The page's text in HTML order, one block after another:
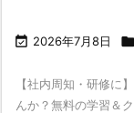
 2026年7月8日 
【社内周知・研修に
んか？無料の学習＆